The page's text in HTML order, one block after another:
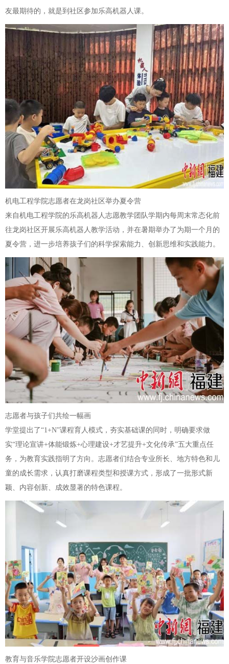
友最期待的，就是到社区参加乐高机器人课。
机电工程学院志愿者在龙岗社区举办夏令营
来自机电工程学院的乐高机器人志愿教学团队学期内每周末常态化前
往龙岗社区开展乐高机器人教学活动，并在暑期举办了为期一个月的
夏令营，进一步培养孩子们的科学探索能力、创新思维和实践能力。
志愿者与孩子们共绘一幅画
学堂提出了“1+N”课程育人模式，夯实基础课的同时，明确要求做
实“理论宣讲+体能锻炼+心理建设+才艺提升+文化传承”五大重点任
务，为教育实践指明了方向。志愿者们结合专业所长、地方特色和儿
童的成长需求，认真打磨课程类型和授课方式，形成了一批形式新
颖、内容创新、成效显著的特色课程。
教育与音乐学院志愿者开设沙画创作课